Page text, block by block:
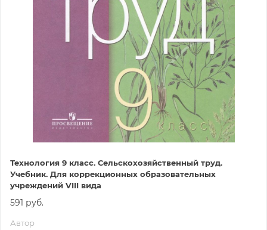
Технология 9 класс. Сельскохозяйственный труд.
Учебник. Для коррекционных образовательных
учреждений VIII вида
591 руб.
Автор